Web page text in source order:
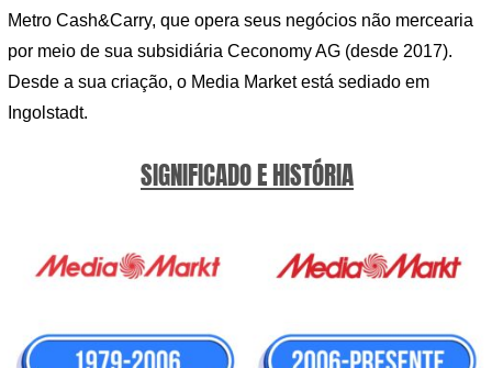
Metro Cash&Carry, que opera seus negócios não mercearia
por meio de sua subsidiária Ceconomy AG (desde 2017).
Desde a sua criação, o Media Market está sediado em
Ingolstadt.
SIGNIFICADO E HISTÓRIA